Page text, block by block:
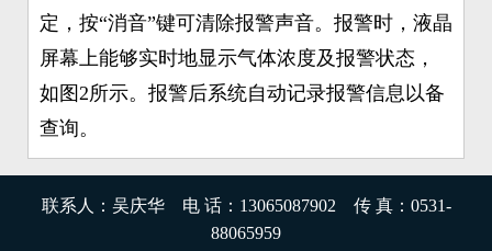
定，按“消音”键可清除报警声音。报警时，液晶
屏幕上能够实时地显示气体浓度及报警状态，
如图2所示。报警后系统自动记录报警信息以备
查询。
联系人：吴庆华 电 话：13065087902 传 真：0531-
88065959